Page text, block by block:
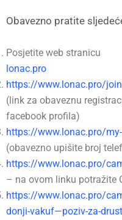
Obavezno pratite
Posjetite web stranicu
lonac.pro
https://www.lonac.pro/
(link za obaveznu
facebook profila)
https://www.lonac.pro/
(obavezno upišite broj
https://www.lonac.pro/
– na ovom linku potražite
https://www.lonac.pro/
donji-vakuf—poziv-za-